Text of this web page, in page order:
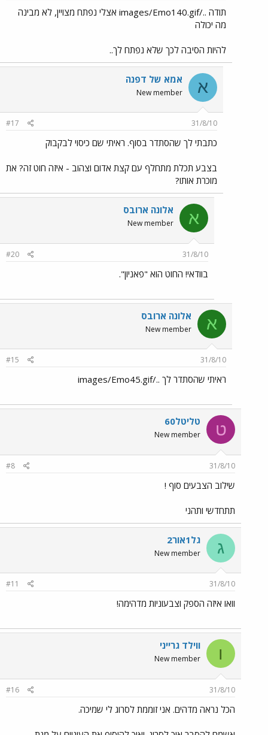
תודה ../images/Emo140.gif אצלי נפתח מצויין, לא מבינה
מה יכולה
להיות הסיבה לכך שלא נפתח לך..
א אמא של דפנה
New member
31/8/10
#17
כתבתי לך שהסתדר בסוף. ראיתי שם כיסוי לבקבוק
בצבע תכלת מתחלף עם קצת אדום וצהוב - איזה חוט זה? את
מוכרת אותו?
א אלונה ארובס
New member
31/8/10
#20
בוודאי! החוט הוא "פאניון".
א אלונה ארובס
New member
31/8/10
#15
ראיתי שהסתדר לך ../images/Emo45.gif
ט טליטל60
New member
31/8/10
#8
שילוב הצבעים סוף !
תתחדשי ותהני
ג גל1אור2
New member
31/8/10
#11
וואו איזה הספק וצבעוניות מדהימה!
ו ווילד גרייני
New member
31/8/10
#16
הכל נראה מדהים. אני זוממת לסרוג לי שמיכה.